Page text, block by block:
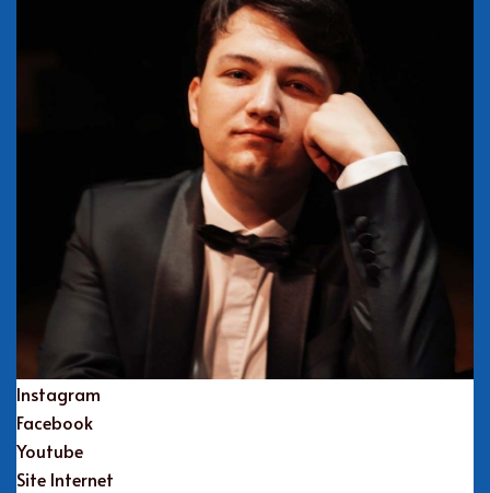
Instagram
Facebook
Youtube
Site Internet